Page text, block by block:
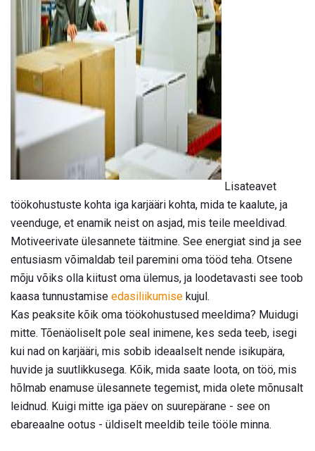
ad
Lisateavet
töökohustuste kohta iga karjääri kohta, mida te kaalute, ja
veenduge, et enamik neist on asjad, mis teile meeldivad.
Motiveerivate ülesannete täitmine. See energiat sind ja see
entusiasm võimaldab teil paremini oma tööd teha. Otsene
mõju võiks olla kiitust oma ülemus, ja loodetavasti see toob
kaasa tunnustamise edasiliikumise kujul.
Kas peaksite kõik oma töökohustused meeldima? Muidugi
mitte. Tõenäoliselt pole seal inimene, kes seda teeb, isegi
kui nad on karjääri, mis sobib ideaalselt nende isikupära,
huvide ja suutlikkusega. Kõik, mida saate loota, on töö, mis
hõlmab enamuse ülesannete tegemist, mida olete mõnusalt
leidnud. Kuigi mitte iga päev on suurepärane - see on
ebareaalne ootus - üldiselt meeldib teile tööle minna.